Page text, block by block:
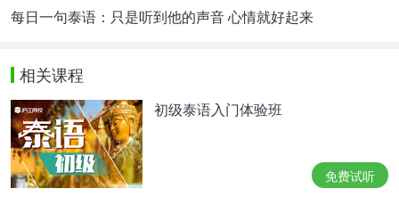
每日一句泰语：只是听到他的声音 心情就好起来
相关课程
初级泰语入门体验班
免费试听